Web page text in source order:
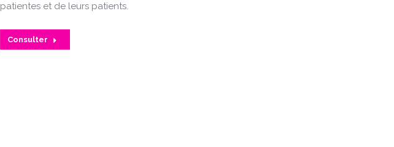
patientes et de leurs patients.
Consulter